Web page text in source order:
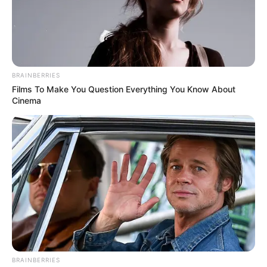
Alcaldía de Medellín
Más de 10 mil personas podrán disfrutar de la Semana
Cultural Silletera en Santa Elena
Por:Charlyn García Vélez
Agosto 7, 2025
BRAINBERRIES
Films To Make You Question Everything You Know About
Cinema
BRAINBERRIES